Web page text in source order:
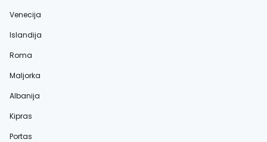
Venecija
Islandija
Roma
Maljorka
Albanija
Kipras
Portas